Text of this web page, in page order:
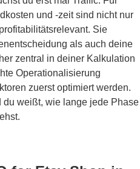
und -zeit sind nicht nur
Sie
als auch deine
zentral in deiner Kalkulation
Operationalisierung
zuerst optimiert werden.
weißt, wie lange jede Phase